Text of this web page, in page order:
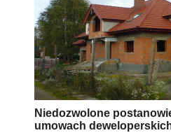
Niedozwolone
umowach